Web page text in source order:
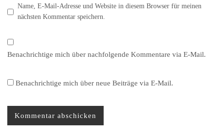
Name, E-Mail-Adresse und Website in diesem Browser für meinen
nächsten Kommentar speichern.
Benachrichtige mich über nachfolgende Kommentare via E-Mail.
Benachrichtige mich über neue Beiträge via E-Mail.